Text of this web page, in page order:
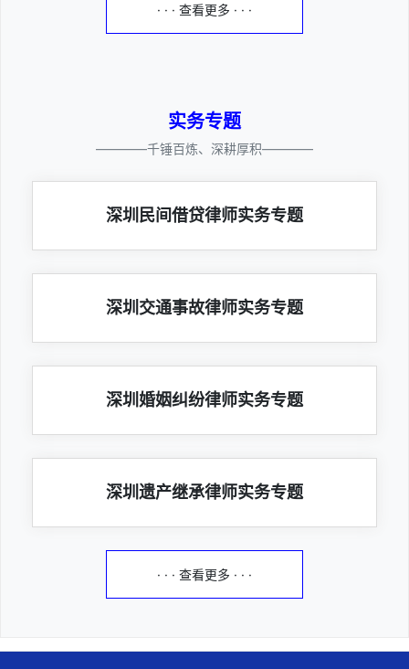
· · · 查看更多 · · ·
实务专题
————千锤百炼、深耕厚积————
深圳民间借贷律师实务专题
深圳交通事故律师实务专题
深圳婚姻纠纷律师实务专题
深圳遗产继承律师实务专题
· · · 查看更多 · · ·